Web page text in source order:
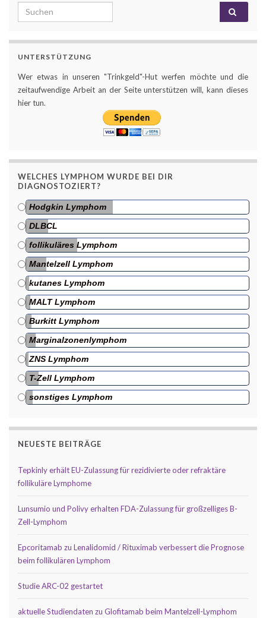
Search for:
UNTERSTÜTZUNG
Wer etwas in unseren "Trinkgeld"-Hut werfen möchte und die
zeitaufwendige Arbeit an der Seite unterstützen will, kann dieses
hier tun.
WELCHES LYMPHOM WURDE BEI DIR
DIAGNOSTOZIERT?
Hodgkin Lymphom
DLBCL
follikuläres Lymphom
Mantelzell Lymphom
kutanes Lymphom
MALT Lymphom
Burkitt Lymphom
Marginalzonenlymphom
ZNS Lymphom
T-Zell Lymphom
sonstiges Lymphom
NEUESTE BEITRÄGE
Tepkinly erhält EU-Zulassung für rezidivierte oder refraktäre
follikuläre Lymphome
Lunsumio und Polivy erhalten FDA-Zulassung für großzelliges B-
Zell-Lymphom
Epcoritamab zu Lenalidomid / Rituximab verbessert die Prognose
beim follikulären Lymphom
Studie ARC-02 gestartet
aktuelle Studiendaten zu Glofitamab beim Mantelzell-Lymphom